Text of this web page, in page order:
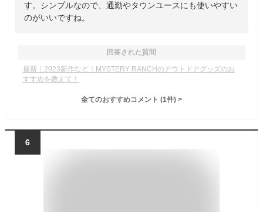
す。シンプルなので、通勤やタウンユースにも使いやすい
のがいいですね。
回答された質問
最新｜2023新作など！MYSTERY RANCHのアウトドアグッズのお
すすめを教えて！
全てのおすすめコメント (1件) >
6